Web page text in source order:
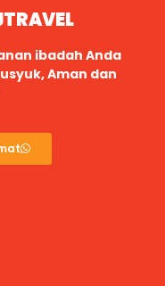
ibadah Anda
Aman dan